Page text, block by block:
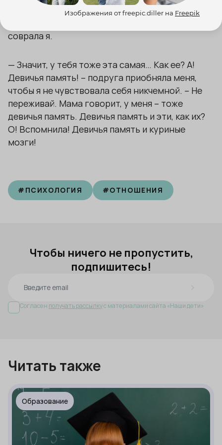
— Знаешь, я забыла, что хотела сказать. А раз
соврала я.
— Значит, у тебя тоже эта самая… Как ее? А!
Девичья память! – подруга приобняла меня,
чтобы я не чувствовала себя никчемной. – Не
переживай. Мама говорит, у меня – тоже
девичья память. Девичья память и эти, как их?
О! Вспомнила! Девичья память и куриные
мозги!
# ПСИХОЛОГИЯ #ОТНОШЕНИЯ
Чтобы ничего не пропустить,
подпишитесь!
Согласен получать рассылкус материалами сайта «Наши дети»
Читать также
Образование
Изображения от freepic.diller на Freepik